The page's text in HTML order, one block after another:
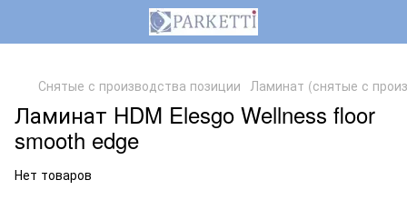
Снятые с производства позиции Ламинат (снятые с
Ламинат HDM Elesgo Wellness floor
smooth edge
Нет товаров